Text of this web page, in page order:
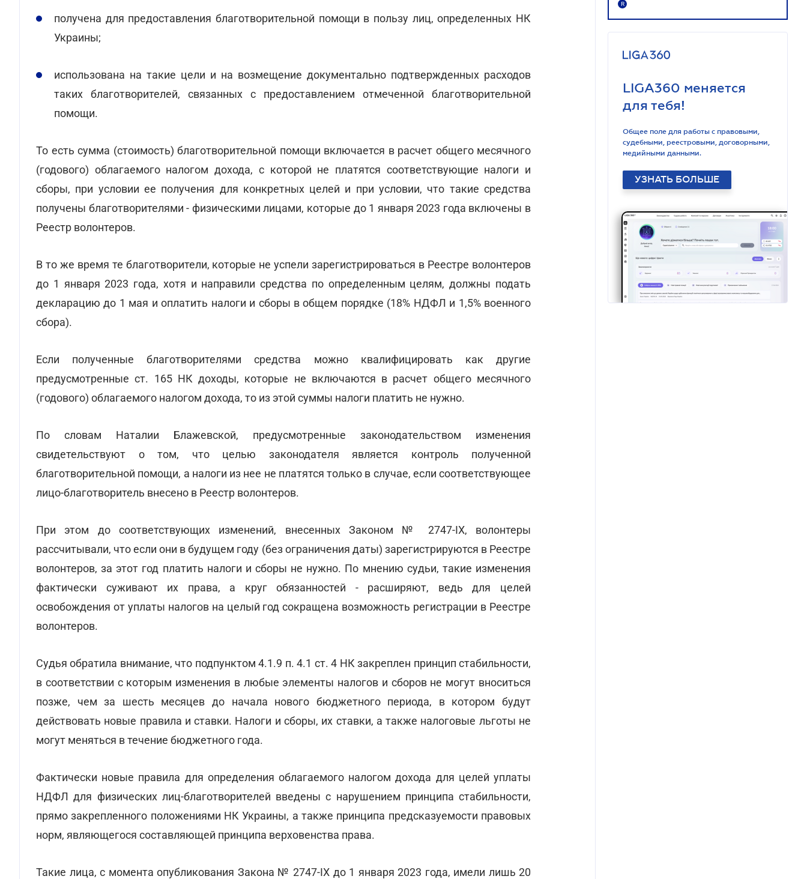
получена для предоставления благотворительной помощи в пользу лиц, определенных НК
Украины;
использована на такие цели и на возмещение документально подтвержденных расходов
таких благотворителей, связанных с предоставлением отмеченной благотворительной
помощи.
То есть сумма (стоимость) благотворительной помощи включается в расчет общего месячного
(годового) облагаемого налогом дохода, с которой не платятся соответствующие налоги и
сборы, при условии ее получения для конкретных целей и при условии, что такие средства
получены благотворителями - физическими лицами, которые до 1 января 2023 года включены в
Реестр волонтеров.
В то же время те благотворители, которые не успели зарегистрироваться в Реестре волонтеров
до 1 января 2023 года, хотя и направили средства по определенным целям, должны подать
декларацию до 1 мая и оплатить налоги и сборы в общем порядке (18% НДФЛ и 1,5% военного
сбора).
Если полученные благотворителями средства можно квалифицировать как другие
предусмотренные ст. 165 НК доходы, которые не включаются в расчет общего месячного
(годового) облагаемого налогом дохода, то из этой суммы налоги платить не нужно.
По словам Наталии Блажевской, предусмотренные законодательством изменения
свидетельствуют о том, что целью законодателя является контроль полученной
благотворительной помощи, а налоги из нее не платятся только в случае, если соответствующее
лицо-благотворитель внесено в Реестр волонтеров.
При этом до соответствующих изменений, внесенных Законом № 2747-ІХ, волонтеры
рассчитывали, что если они в будущем году (без ограничения даты) зарегистрируются в Реестре
волонтеров, за этот год платить налоги и сборы не нужно. По мнению судьи, такие изменения
фактически суживают их права, а круг обязанностей - расширяют, ведь для целей
освобождения от уплаты налогов на целый год сокращена возможность регистрации в Реестре
волонтеров.
Судья обратила внимание, что подпунктом 4.1.9 п. 4.1 ст. 4 НК закреплен принцип стабильности,
в соответствии с которым изменения в любые элементы налогов и сборов не могут вноситься
позже, чем за шесть месяцев до начала нового бюджетного периода, в котором будут
действовать новые правила и ставки. Налоги и сборы, их ставки, а также налоговые льготы не
могут меняться в течение бюджетного года.
Фактически новые правила для определения облагаемого налогом дохода для целей уплаты
НДФЛ для физических лиц-благотворителей введены с нарушением принципа стабильности,
прямо закрепленного положениями НК Украины, а также принципа предсказуемости правовых
норм, являющегося составляющей принципа верховенства права.
Такие лица, с момента опубликования Закона № 2747-ІХ до 1 января 2023 года, имели лишь 20
R
LIGA360 меняется
для тебя!
Общее поле для работы с правовыми,
судебными, реестровыми, договорными,
медийными данными.
УЗНАТЬ БОЛЬШЕ